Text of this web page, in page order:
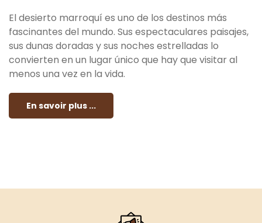
El desierto marroquí es uno de los destinos más
fascinantes del mundo. Sus espectaculares paisajes,
sus dunas doradas y sus noches estrelladas lo
convierten en un lugar único que hay que visitar al
menos una vez en la vida.
En savoir plus ...